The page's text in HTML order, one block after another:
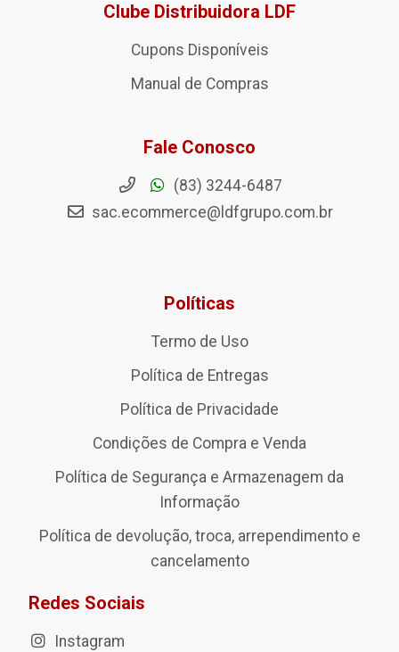
Clube Distribuidora LDF
Cupons Disponíveis
Manual de Compras
Fale Conosco
(83) 3244-6487
sac.ecommerce@ldfgrupo.com.br
Políticas
Termo de Uso
Política de Entregas
Política de Privacidade
Condições de Compra e Venda
Política de Segurança e Armazenagem da
Informação
Política de devolução, troca, arrependimento e
cancelamento
Redes Sociais
Instagram